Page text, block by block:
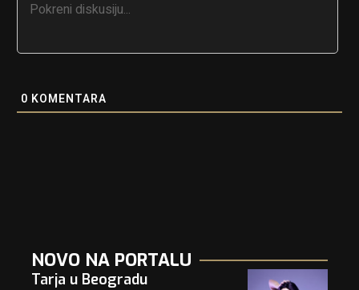
0 KOMENTARA
NOVO NA PORTALU
Tarja u Beogradu